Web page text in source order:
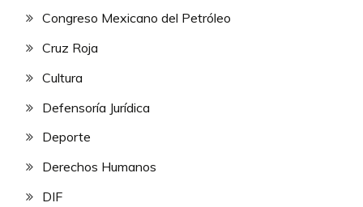
Congreso Mexicano del Petróleo
Cruz Roja
Cultura
Defensoría Jurídica
Deporte
Derechos Humanos
DIF